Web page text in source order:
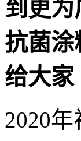
到更
抗菌涂
给大家
2020